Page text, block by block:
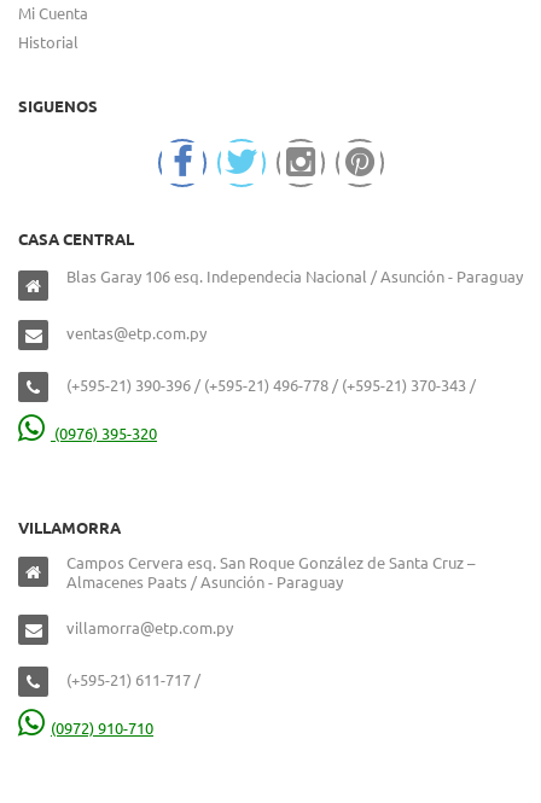
Mi Cuenta
Historial
SIGUENOS
CASA CENTRAL
Blas Garay 106 esq. Independecia Nacional / Asunción - Paraguay
ventas@etp.com.py
(+595-21) 390-396 / (+595-21) 496-778 / (+595-21) 370-343 /
(0976) 395-320
VILLAMORRA
Campos Cervera esq. San Roque González de Santa Cruz –
Almacenes Paats / Asunción - Paraguay
villamorra@etp.com.py
(+595-21) 611-717 /
(0972) 910-710